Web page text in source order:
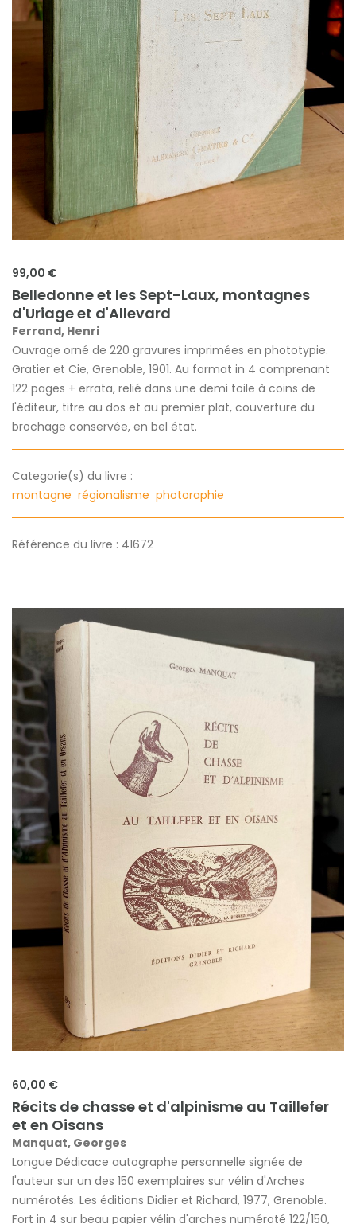
99,00 €
Belledonne et les Sept-Laux, montagnes
d'Uriage et d'Allevard
Ferrand, Henri
Ouvrage orné de 220 gravures imprimées en phototypie.
Gratier et Cie, Grenoble, 1901. Au format in 4 comprenant
122 pages + errata, relié dans une demi toile à coins de
l'éditeur, titre au dos et au premier plat, couverture du
brochage conservée, en bel état.
Categorie(s) du livre :
montagne régionalisme photoraphie
Référence du livre : 41672
60,00 €
Récits de chasse et d'alpinisme au Taillefer
et en Oisans
Manquat, Georges
Longue Dédicace autographe personnelle signée de
l'auteur sur un des 150 exemplaires sur vélin d'Arches
numérotés. Les éditions Didier et Richard, 1977, Grenoble.
Fort in 4 sur beau papier vélin d'arches numéroté 122/150,